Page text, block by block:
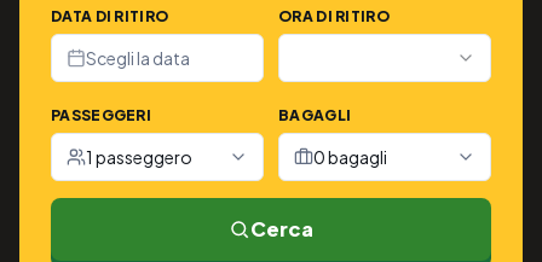
DATA DI RITIRO
Scegli la data
ORA DI RITIRO
PASSEGGERI
1 passeggero
BAGAGLI
0 bagagli
Cerca